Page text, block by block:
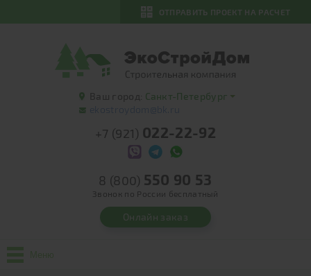
ОТПРАВИТЬ ПРОЕКТ НА РАСЧЕТ
Ваш город: Санкт-Петербург
ekostroydom@bk.ru
+7 (921) 022-22-92
8 (800) 550 90 53
Звонок по России бесплатный
Онлайн заказ